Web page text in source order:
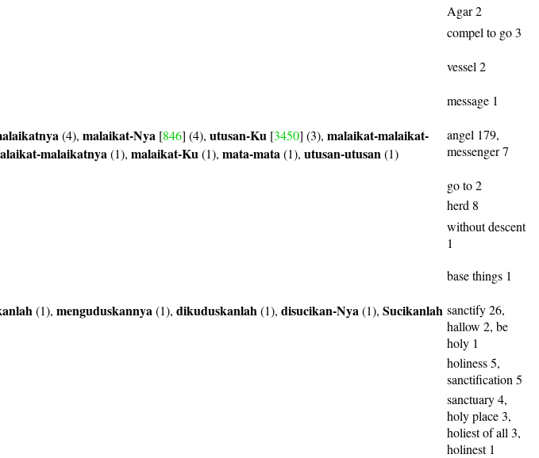
Agar 2
compel to go 3
vessel 2
message 1
(4), malaikat-Nya [846] (4), utusan-Ku [3450] (3), malaikat-malaikat-
malaikatnya(1), malaikat-Ku(1), mata-mata(1), utusan-utusan(1)
angel 179,
messenger 7
go to 2
herd 8
without descent
1
base things 1
(1), menguduskannya(1), dikuduskanlah(1), disucikan-Nya(1), Sucikanlah sanctify 26,
hallow 2, be
holy 1
holiness 5,
sanctification 5
sanctuary 4,
holy place 3,
holiest of all 3,
holinest 1